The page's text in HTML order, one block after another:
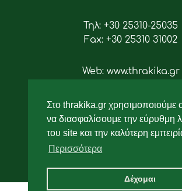
Στο thrakika.gr χρησιμοποιούμε
να διασφαλίσουμε την εύρυθμη
του site και την καλύτερη
Περισσότερα
Δέχομαι
Τηλ: +30 25310-25035
Fax: +30 25310 31002
Web: www.thrakika.gr
Ακολουθήστε μας